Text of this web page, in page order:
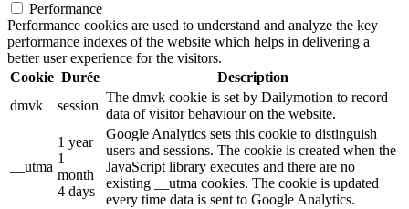
Performance
Performance cookies are used to understand and analyze the key
performance indexes of the website which helps in delivering a
better user experience for the visitors.
Cookie Durée
Description
dmvk
session
The dmvk cookie is set by Dailymotion to record
data of visitor behaviour on the website.
__utma
1 year
1
month
4 days
Google Analytics sets this cookie to distinguish
users and sessions. The cookie is created when the
JavaScript library executes and there are no
existing __utma cookies. The cookie is updated
every time data is sent to Google Analytics.